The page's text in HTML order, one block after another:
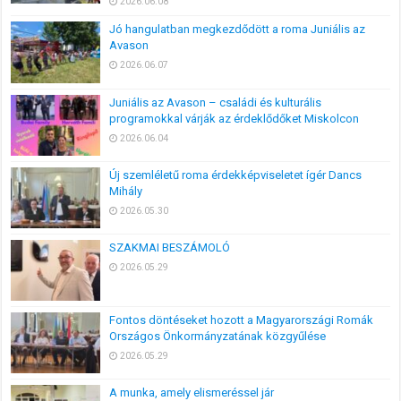
Jó hangulatban megkezdődött a roma Juniális az
Avason
2026.06.07
Juniális az Avason – családi és kulturális
programokkal várják az érdeklődőket Miskolcon
2026.06.04
Új szemléletű roma érdekképviseletet ígér Dancs
Mihály
2026.05.30
SZAKMAI BESZÁMOLÓ
2026.05.29
Fontos döntéseket hozott a Magyarországi Romák
Országos Önkormányzatának közgyűlése
2026.05.29
A munka, amely elismeréssel jár